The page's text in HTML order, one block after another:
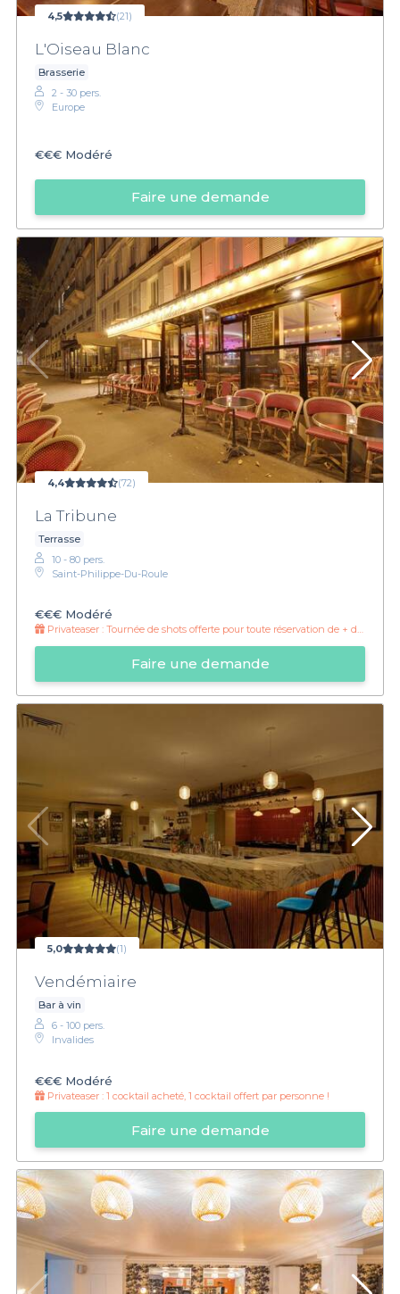
4,5 (21)
L'Oiseau Blanc
Brasserie
2 - 30 pers.
Europe
€€€ Modéré
Faire une demande
4,4 (72)
La Tribune
Terrasse
10 - 80 pers.
Saint-Philippe-Du-Roule
€€€ Modéré
Privateaser : Tournée de shots offerte pour toute réservation de + de 30 personnes
Faire une demande
5,0 (1)
Vendémiaire
Bar à vin
6 - 100 pers.
Invalides
€€€ Modéré
Privateaser : 1 cocktail acheté, 1 cocktail offert par personne !
Faire une demande